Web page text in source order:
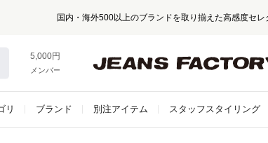
国内・海外500以上のブランドを取り揃えた高感度セレ
5,000円以上お買い上げで送料無料！
メンバー登録でお得な情報をゲット。さらに詳しく
リ ブランド 別注アイテム スタッフスタイリング